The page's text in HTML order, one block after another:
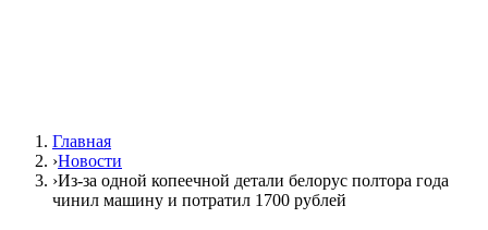
Главная
›Новости
›Из-за одной копеечной детали белорус полтора года
чинил машину и потратил 1700 рублей